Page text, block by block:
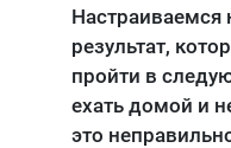
Настраиваемся
результат,
пройти в
ехать домой и
это